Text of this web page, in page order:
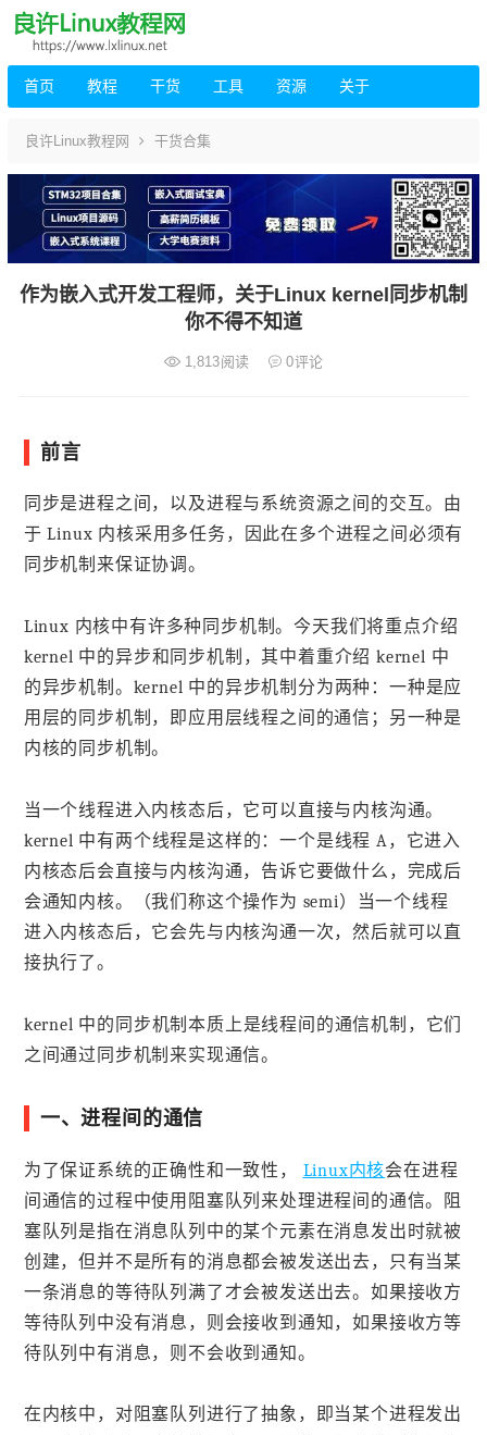
首页 教程 干货 工具 资源 关于
良许Linux教程网 干货合集
作为嵌入式开发工程师，关于Linux kernel同步机制
你不得不知道
1,813阅读 0评论
前言
同步是进程之间，以及进程与系统资源之间的交互。由
于 Linux 内核采用多任务，因此在多个进程之间必须有
同步机制来保证协调。
Linux 内核中有许多种同步机制。今天我们将重点介绍
kernel 中的异步和同步机制，其中着重介绍 kernel 中
的异步机制。kernel 中的异步机制分为两种：一种是应
用层的同步机制，即应用层线程之间的通信；另一种是
内核的同步机制。
当一个线程进入内核态后，它可以直接与内核沟通。
kernel 中有两个线程是这样的：一个是线程 A，它进入
内核态后会直接与内核沟通，告诉它要做什么，完成后
会通知内核。（我们称这个操作为 semi）当一个线程
进入内核态后，它会先与内核沟通一次，然后就可以直
接执行了。
kernel 中的同步机制本质上是线程间的通信机制，它们
之间通过同步机制来实现通信。
一、进程间的通信
为了保证系统的正确性和一致性， Linux内核会在进程
间通信的过程中使用阻塞队列来处理进程间的通信。阻
塞队列是指在消息队列中的某个元素在消息发出时就被
创建，但并不是所有的消息都会被发送出去，只有当某
一条消息的等待队列满了才会被发送出去。如果接收方
等待队列中没有消息，则会接收到通知，如果接收方等
待队列中有消息，则不会收到通知。
在内核中，对阻塞队列进行了抽象，即当某个进程发出